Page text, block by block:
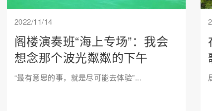
2022/11/14
阁楼演奏班“海上专场”：我会
想念那个波光粼粼的下午
“最有意思的事，就是尽可能去体验”...